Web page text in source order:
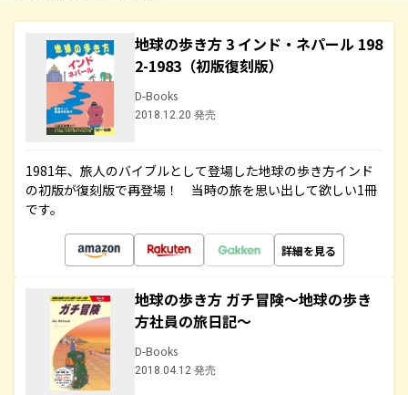
地球の歩き方 3 インド・ネパール 198
2-1983（初版復刻版）
D-Books
2018.12.20 発売
1981年、旅人のバイブルとして登場した地球の歩き方インド
の初版が復刻版で再登場！ 当時の旅を思い出して欲しい1冊
です。
詳細を見る
地球の歩き方 ガチ冒険～地球の歩き
方社員の旅日記～
D-Books
2018.04.12 発売